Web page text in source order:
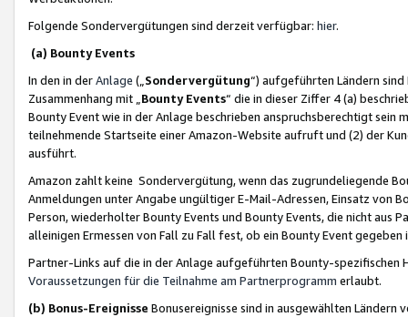
Folgende Sondervergütungen sind derzeit verfügbar: hier.
(a) Bounty Events
In den in derAnlage („ Sondervergütung“) aufgeführten Ländern
Zusammenhang mit „ Bounty Events“ die in dieser Ziffer 4 (a)
Bounty Event wie in der Anlage beschrieben anspruchsberechtigt sein
teilnehmende Startseite einer Amazon-Website aufruft und (2) der
ausführt.
Amazon zahlt keine Sondervergütung, wenn das zugrundeliegende
Anmeldungen unter Angabe ungültiger E-Mail-Adressen, Einsatz von
Person, wiederholter Bounty Events und Bounty Events, die nicht
alleinigen Ermessen von Fall zu Fall fest, ob ein Bounty Event
Partner-Links auf die in der Anlage aufgeführten Bounty-spezifischen
Voraussetzungen für die Teilnahme am Partnerprogramm erlaubt.
(b) Bonus-Ereignisse Bonusereignisse sind in ausgewählten Ländern